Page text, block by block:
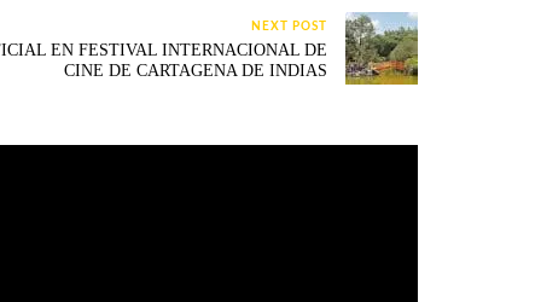
NEXT POST
EN FESTIVAL INTERNACIONAL DE
CINE DE CARTAGENA DE INDIAS